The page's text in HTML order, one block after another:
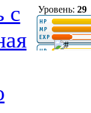
с
Уровень: 29